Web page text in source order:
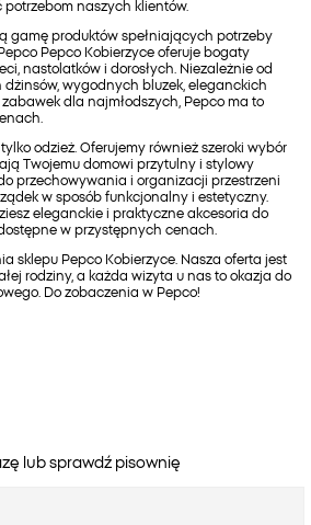
naszych klientów.
gamę produktów spełniających potrzeby
Pepco Kobierzyce oferuje bogaty
nastolatków i dorosłych. Niezależnie od
dżinsów, wygodnych bluzek, eleganckich
dla najmłodszych, Pepco ma to
odzież. Oferujemy również szeroki wybór
Twojemu domowi przytulny i stylowy
przechowywania i organizacji przestrzeni
w sposób funkcjonalny i estetyczny.
eleganckie i praktyczne akcesoria do
w przystępnych cenach.
sklepu Pepco Kobierzyce. Nasza oferta jest
rodziny, a każda wizyta u nas to okazja do
Do zobaczenia w Pepco!
lub sprawdź pisownię